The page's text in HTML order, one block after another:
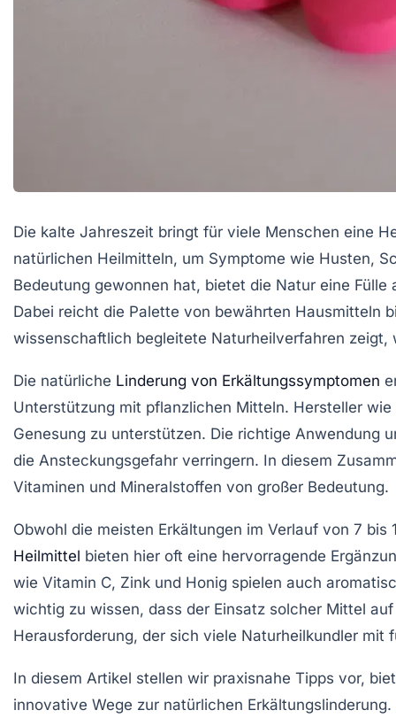
Die kalte Jahreszeit bringt für viele Menschen eine
natürlichen Heilmitteln, um Symptome wie Husten,
Bedeutung gewonnen hat, bietet die Natur eine
Dabei reicht die Palette von bewährten Hausmitteln
wissenschaftlich begleitete Naturheilverfahren zeigt,
Die natürliche Linderung von Erkältungssymptomen
Unterstützung mit pflanzlichen Mitteln. Hersteller
Genesung zu unterstützen. Die richtige Anwendung
die Ansteckungsgefahr verringern. In diesem
Vitaminen und Mineralstoffen von großer Bedeutung.
Obwohl die meisten Erkältungen im Verlauf von 7
Heilmittel bieten hier oft eine hervorragende
wie Vitamin C, Zink und Honig spielen auch
wichtig zu wissen, dass der Einsatz solcher Mittel
Herausforderung, der sich viele Naturheilkundler mit
In diesem Artikel stellen wir praxisnahe Tipps vor,
innovative Wege zur natürlichen